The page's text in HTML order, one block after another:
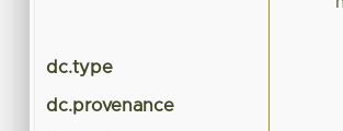
dc.type
dc.provenance